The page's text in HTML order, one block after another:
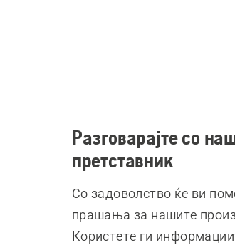
Разговарајте со
претставник
Со задоволство ќе ви
прашања за нашите
Користете ги